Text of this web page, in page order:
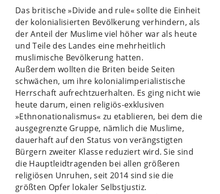
Das britische »Divide and rule« sollte die Einheit
der kolonialisierten Bevölkerung verhindern, als
der Anteil der Muslime viel höher war als heute
und Teile des Landes eine mehrheitlich
muslimische Bevölkerung hatten.
Außerdem wollten die Briten beide Seiten
schwächen, um ihre kolonialimperialistische
Herrschaft aufrechtzuerhalten. Es ging nicht wie
heute darum, einen religiös-exklusiven
»Ethnonationalismus« zu etablieren, bei dem die
ausgegrenzte Gruppe, nämlich die Muslime,
dauerhaft auf den Status von verängstigten
Bürgern zweiter Klasse reduziert wird. Sie sind
die Hauptleidtragenden bei allen größeren
religiösen Unruhen, seit 2014 sind sie die
größten Opfer lokaler Selbstjustiz.